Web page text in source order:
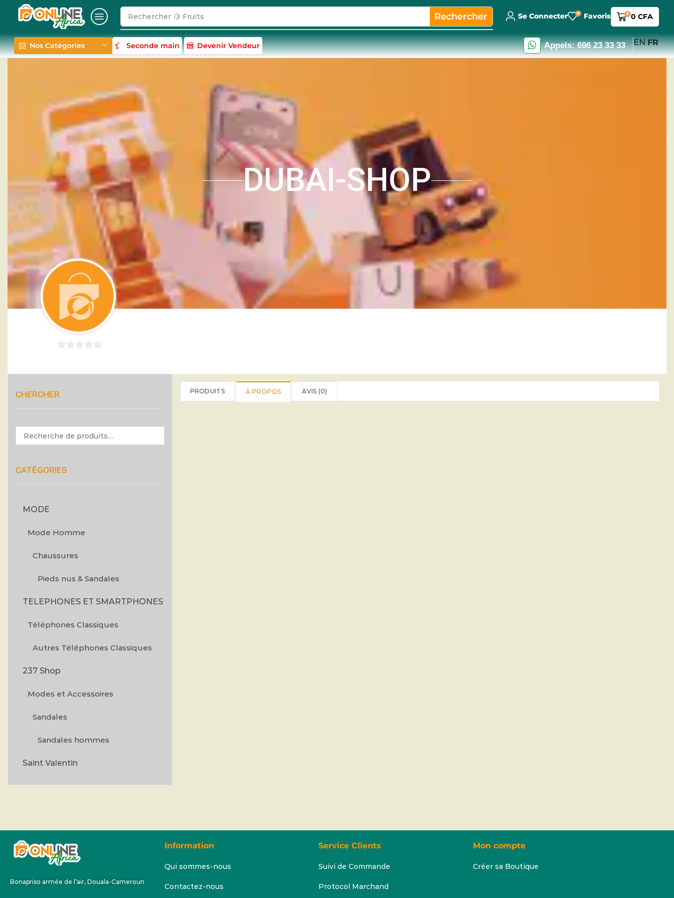
Rechercher 🍋 Fruits Rechercher Se Connecter 0 Favoris 0 0 CFA
Nos Catégories Seconde main Devenir Vendeur Appels: 696 23 33 33 EN FR
DUBAI-SHOP
PRODUITS À PROPOS AVIS (0)
CHERCHER
CATÉGORIES
MODE
Mode Homme
Chaussures
Pieds nus & Sandales
TELEPHONES ET SMARTPHONES
Téléphones Classiques
Autres Téléphones Classiques
237 Shop
Modes et Accessoires
Sandales
Sandales hommes
Saint Valentin
Bonapriso armée de l’air, Douala-Cameroun
Information
Qui sommes-nous
Contactez-nous
Service Clients
Suivi de Commande
Protocol Marchand
Mon compte
Créer sa Boutique